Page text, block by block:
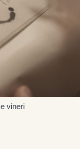
vineri